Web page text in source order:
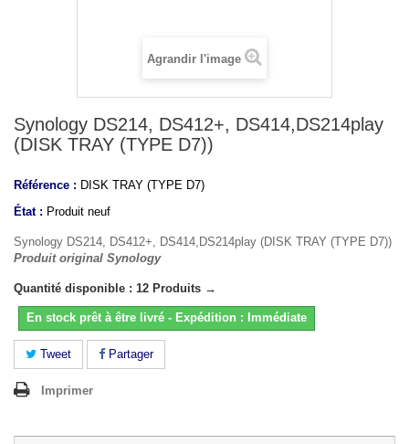
Agrandir l'image
Synology DS214, DS412+, DS414,DS214play
(DISK TRAY (TYPE D7))
Référence : DISK TRAY (TYPE D7)
État : Produit neuf
Synology DS214, DS412+, DS414,DS214play (DISK TRAY (TYPE D7))
Produit original Synology
Quantité disponible : 12 Produits →
En stock prêt à être livré - Expédition : Immédiate
Tweet Partager
Imprimer